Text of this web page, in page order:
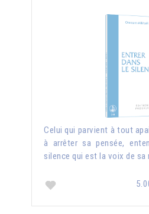
Celui qui parvient à tout
à arrêter sa pensée,
silence qui est la voix de sa